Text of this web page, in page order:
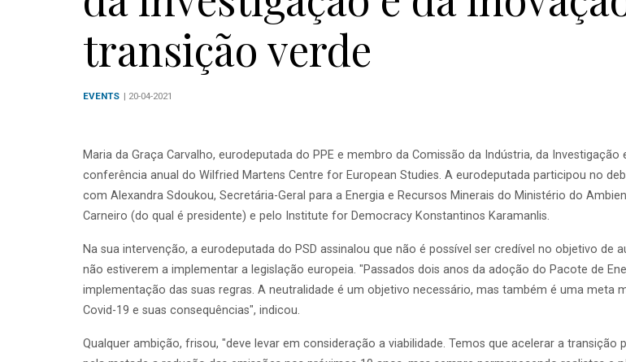
transição verde
EVENTS | 20-04-2021
Maria da Graça Carvalho, eurodeputada do PPE e membro da Comissão da Indústria, da
conferência anual do Wilfried Martens Centre for European Studies. A eurodeputada participou no
com Alexandra Sdoukou, Secretária-Geral para a Energia e Recursos Minerais do Ministério do
Carneiro (do qual é presidente) e pelo Institute for Democracy Konstantinos Karamanlis.
Na sua intervenção, a eurodeputada do PSD assinalou que não é possível ser credível no objetivo
não estiverem a implementar a legislação europeia. "Passados ​​dois anos da adoção do Pacote de
implementação das suas regras. A neutralidade é um objetivo necessário, mas também é uma meta
Covid-19 e suas consequências", indicou.
Qualquer ambição, frisou, "deve levar em consideração a viabilidade. Temos que acelerar a